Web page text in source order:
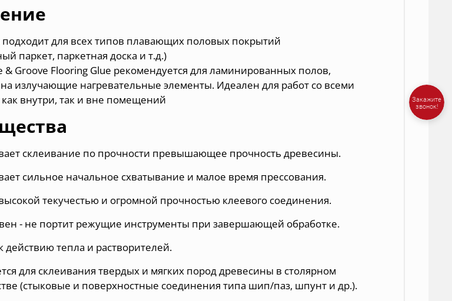
для всех типов плавающих половых покрытий
паркет, паркетная доска и т.д.)
& Groove Flooring Glue рекомендуется для ламинированных полов,
излучающие нагревательные элементы. Идеален для работ со всеми
внутри, так и вне помещений
склеивание по прочности превышающее прочность древесины.
сильное начальное схватывание и малое время прессования.
текучестью и огромной прочностью клеевого соединения.
- не портит режущие инструменты при завершающей обработке.
действию тепла и растворителей.
для склеивания твердых и мягких пород древесины в столярном
(стыковые и поверхностные соединения типа шип/паз, шпунт и др.).